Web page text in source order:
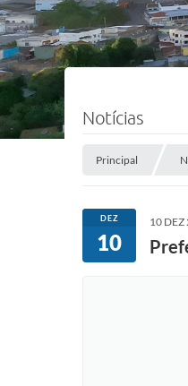
Notícias
Principal
DEZ
10
10 DEZ